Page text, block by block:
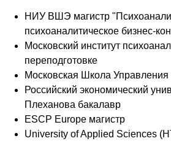
НИУ ВШЭ магистр
психоаналитическое бизнес-
Московский институт
переподготовке
Московская Школа
Российский экономический
Плеханова бакалавр
ESCP Europe магистр
University of Applied Sciences